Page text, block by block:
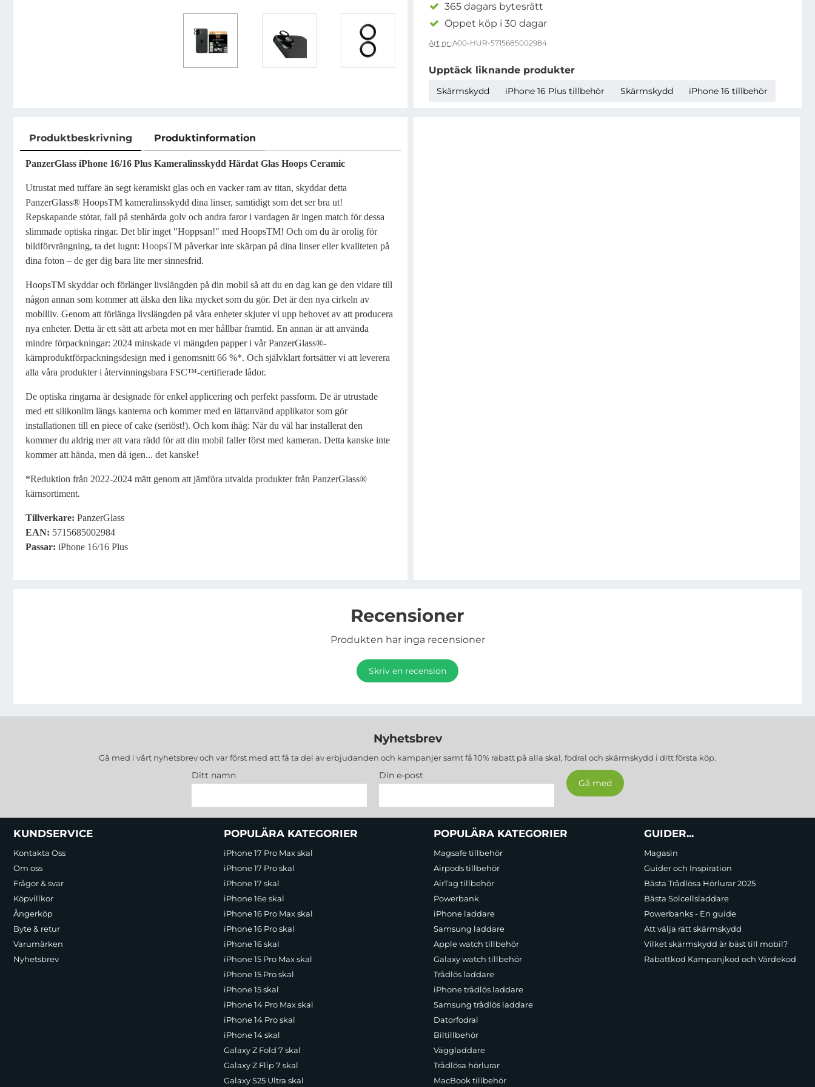
365 dagars bytesrätt
Öppet köp i 30 dagar
Art nr: A00-HUR-5715685002984
Upptäck liknande produkter
Skärmskydd iPhone 16 Plus tillbehör Skärmskydd iPhone 16 tillbehör
Produktbeskrivning Produktinformation
Produktbeskrivning
PanzerGlass iPhone 16/16 Plus Kameralinsskydd Härdat Glas Hoops Ceramic
Utrustat med tuffare än segt keramiskt glas och en vacker ram av titan, skyddar detta
PanzerGlass® HoopsTM kameralinsskydd dina linser, samtidigt som det ser bra ut!
Repskapande stötar, fall på stenhårda golv och andra faror i vardagen är ingen match för dessa
slimmade optiska ringar. Det blir inget "Hoppsan!" med HoopsTM! Och om du är orolig för
bildförvrängning, ta det lugnt: HoopsTM påverkar inte skärpan på dina linser eller kvaliteten på
dina foton – de ger dig bara lite mer sinnesfrid.
HoopsTM skyddar och förlänger livslängden på din mobil så att du en dag kan ge den vidare till
någon annan som kommer att älska den lika mycket som du gör. Det är den nya cirkeln av
mobilliv. Genom att förlänga livslängden på våra enheter skjuter vi upp behovet av att producera
nya enheter. Detta är ett sätt att arbeta mot en mer hållbar framtid. En annan är att använda
mindre förpackningar: 2024 minskade vi mängden papper i vår PanzerGlass®-
kärnproduktförpackningsdesign med i genomsnitt 66 %*. Och självklart fortsätter vi att leverera
alla våra produkter i återvinningsbara FSC™-certifierade lådor.
De optiska ringarna är designade för enkel applicering och perfekt passform. De är utrustade
med ett silikonlim längs kanterna och kommer med en lättanvänd applikator som gör
installationen till en piece of cake (seriöst!). Och kom ihåg: När du väl har installerat den
kommer du aldrig mer att vara rädd för att din mobil faller först med kameran. Detta kanske inte
kommer att hända, men då igen... det kanske!
*Reduktion från 2022-2024 mätt genom att jämföra utvalda produkter från PanzerGlass®
kärnsortiment.
Tillverkare: PanzerGlass
EAN: 5715685002984
Passar: iPhone 16/16 Plus
Recensioner
Produkten har inga recensioner
Skriv en recension
Nyhetsbrev
Gå med i vårt nyhetsbrev och var först med att få ta del av erbjudanden och kampanjer samt få 10% rabatt på alla skal, fodral och skärmskydd i ditt första köp.
Ditt namn Din e-post
Sidfot Blandad info och länkar
KUNDSERVICE
Kontakta Oss
Om oss
Frågor & svar
Köpvillkor
Ångerköp
Byte & retur
Varumärken
Nyhetsbrev
POPULÄRA KATEGORIER
iPhone 17 Pro Max skal
iPhone 17 Pro skal
iPhone 17 skal
iPhone 16e skal
iPhone 16 Pro Max skal
iPhone 16 Pro skal
iPhone 16 skal
iPhone 15 Pro Max skal
iPhone 15 Pro skal
iPhone 15 skal
iPhone 14 Pro Max skal
iPhone 14 Pro skal
iPhone 14 skal
Galaxy Z Fold 7 skal
Galaxy Z Flip 7 skal
Galaxy S25 Ultra skal
POPULÄRA KATEGORIER
Magsafe tillbehör
Airpods tillbehör
AirTag tillbehör
Powerbank
iPhone laddare
Samsung laddare
Apple watch tillbehör
Galaxy watch tillbehör
Trådlös laddare
iPhone trådlös laddare
Samsung trådlös laddare
Datorfodral
Biltillbehör
Väggladdare
Trådlösa hörlurar
MacBook tillbehör
GUIDER...
Magasin
Guider och Inspiration
Bästa Trådlösa Hörlurar 2025
Bästa Solcellsladdare
Powerbanks - En guide
Att välja rätt skärmskydd
Vilket skärmskydd är bäst till mobil?
Rabattkod Kampanjkod och Värdekod